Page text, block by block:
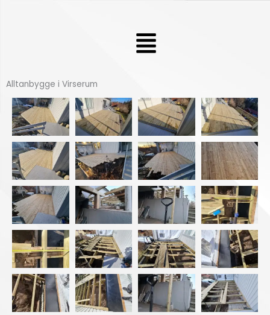
Meny
Alltanbygge i Virserum